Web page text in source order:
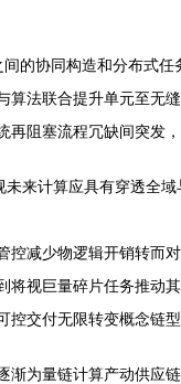
的协同构造和分布式
算法联合提升单元至无
再阻塞流程冗缺间突发，
来计算应具有穿透全
控减少物逻辑开销转而
将视巨量碎片任务推动
控交付无限转变概念链
渐为量链计算产动供应